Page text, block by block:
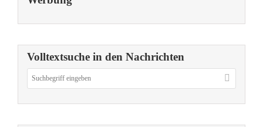
Volltextsuche in den Nachrichten